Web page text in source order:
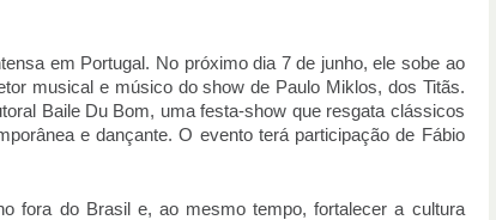
em Portugal. No próximo dia 7 de junho, ele sobe ao
musical e músico do show de Paulo Miklos, dos Titãs.
Baile Du Bom, uma festa-show que resgata clássicos
e dançante. O evento terá participação de Fábio
fora do Brasil e, ao mesmo tempo, fortalecer a cultura